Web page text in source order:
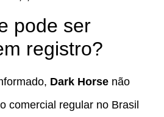
pode ser
registro?
Dark Horse não
comercial regular no Brasil